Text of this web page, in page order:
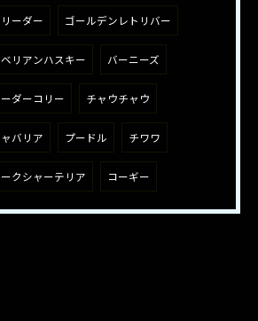
ーダー ゴールデンレトリバー
リアンハスキー バーニーズ
ダーコリー チャウチャウ
バリア プードル チワワ
クシャーテリア コーギー